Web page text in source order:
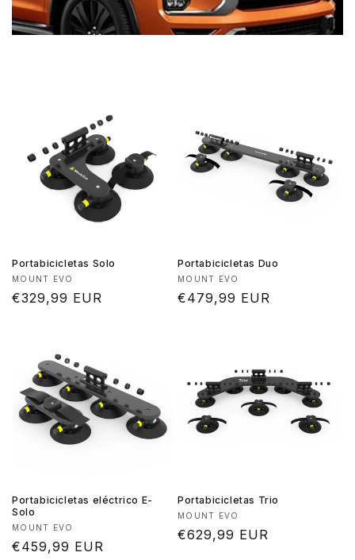
Portabicicletas Solo
Proveedor:
MOUNT EVO
Precio
€329,99 EUR
Portabicicletas Duo
Proveedor:
MOUNT EVO
Precio
€479,99 EUR
Portabicicletas eléctrico E-
Solo
Proveedor:
MOUNT EVO
Precio
€459,99 EUR
Portabicicletas Trio
Proveedor:
MOUNT EVO
Precio
€629,99 EUR